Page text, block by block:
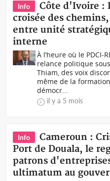
Info
Côte d'Ivoire :
croisée des
entre unité
interne
À l’heure où le PDCI-
relance politique
Thiam, des voix
même de la
démocr...
il y a 5 mois
Info
Cameroun :
Port de Douala, le
patrons
ultimatum au